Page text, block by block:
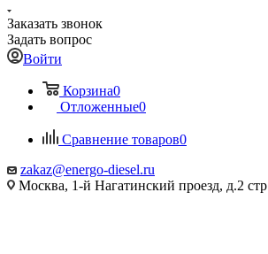
Заказать звонок
Задать вопрос
Войти
Корзина0
Отложенные0
Сравнение товаров0
zakaz@energo-diesel.ru
Москва, 1-й Нагатинский проезд, д.2